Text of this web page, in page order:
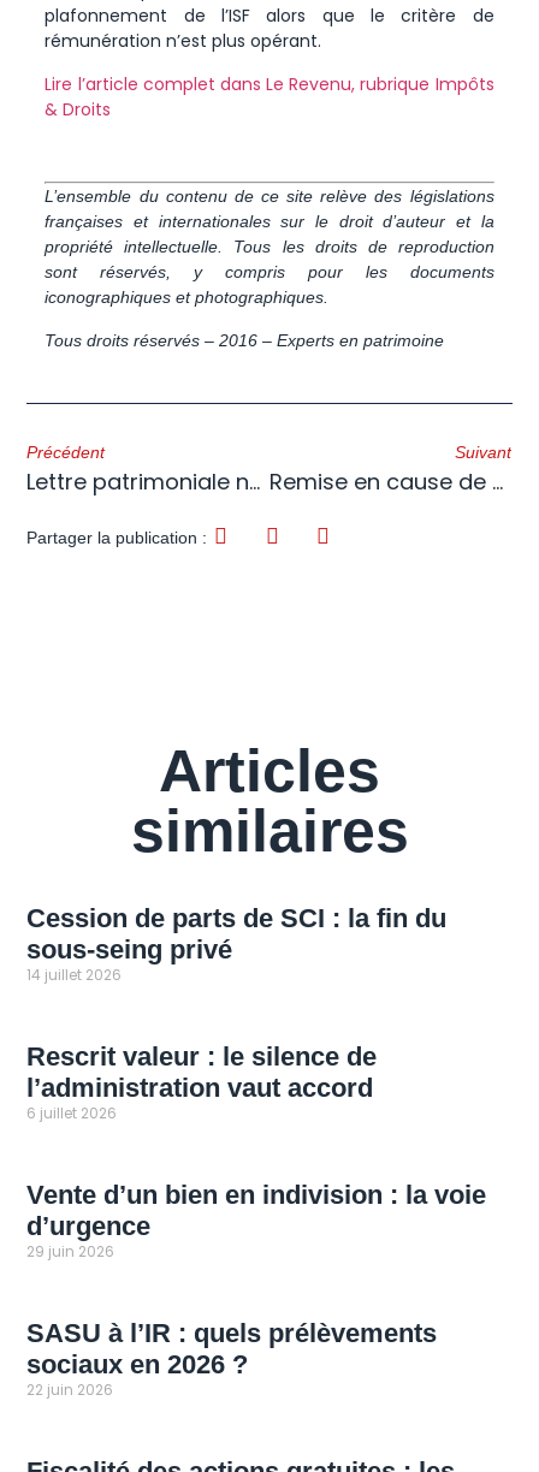
plafonnement de l’ISF alors que le critère de
rémunération n’est plus opérant.
Lire l’article complet dans Le Revenu, rubrique Impôts
& Droits
L’ensemble du contenu de ce site relève des législations
françaises et internationales sur le droit d’auteur et la
propriété intellectuelle. Tous les droits de reproduction
sont réservés, y compris pour les documents
iconographiques et photographiques.
Tous droits réservés – 2016 – Experts en patrimoine
Précédent
Lettre patrimoniale n°2 – février 2016
Suivant
Remise en cause de Bacquet, un bien pour tous ?
Partager la publication :
Articles
similaires
Cession de parts de SCI : la fin du
sous-seing privé
14 juillet 2026
Rescrit valeur : le silence de
l’administration vaut accord
6 juillet 2026
Vente d’un bien en indivision : la voie
d’urgence
29 juin 2026
SASU à l’IR : quels prélèvements
sociaux en 2026 ?
22 juin 2026